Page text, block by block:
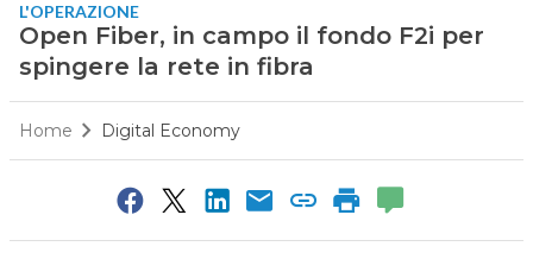
L'OPERAZIONE
Open Fiber, in campo il fondo F2i per
spingere la rete in fibra
Home Digital Economy